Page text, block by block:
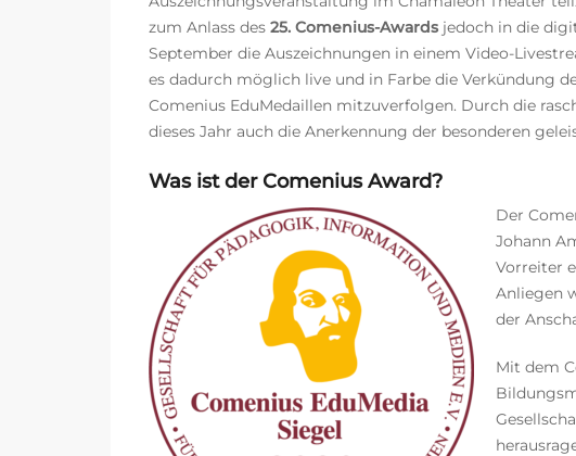
zum Anlass des 25. Comenius-Awards jedoch in die
September die Auszeichnungen in einem Video-
es dadurch möglich live und in Farbe die Verkündung
Comenius EduMedaillen mitzuverfolgen. Durch die
dieses Jahr auch die Anerkennung der besonderen
Was ist der Comenius Award?
Der
Johann
Vorreiter
Anliegen
der
Mit dem